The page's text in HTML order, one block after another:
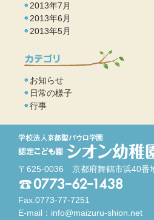
2013年7月
2013年6月
2013年5月
お知らせ
日常の様子
行事
〒625-0036 京都府舞鶴市浜40番
Fax.0773-77-7251
E-mail： info@maizuru-shion.net